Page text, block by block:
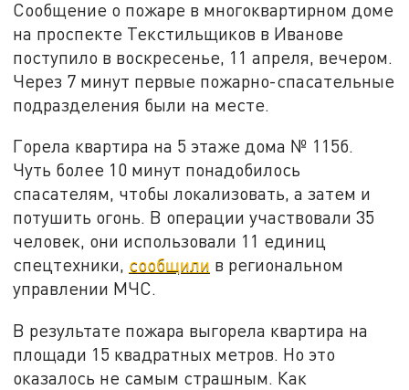
Сообщение о пожаре в многоквартирном доме
на проспекте Текстильщиков в Иванове
поступило в воскресенье, 11 апреля, вечером.
Через 7 минут первые пожарно-спасательные
подразделения были на месте.
Горела квартира на 5 этаже дома № 115б.
Чуть более 10 минут понадобилось
спасателям, чтобы локализовать, а затем и
потушить огонь. В операции участвовали 35
человек, они использовали 11 единиц
спецтехники, сообщили в региональном
управлении МЧС.
В результате пожара выгорела квартира на
площади 15 квадратных метров. Но это
оказалось не самым страшным. Как